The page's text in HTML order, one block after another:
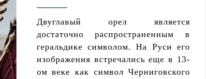
орла
Двуглавый орел является
достаточно распространенным в
геральдике символом. На Руси его
изображения встречались еще в 13-
ом веке как символ Черниговского